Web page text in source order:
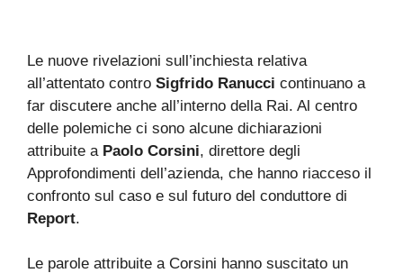
Le nuove rivelazioni sull’inchiesta relativa
all’attentato contro Sigfrido Ranucci continuano a
far discutere anche all’interno della Rai. Al centro
delle polemiche ci sono alcune dichiarazioni
attribuite a Paolo Corsini, direttore degli
Approfondimenti dell’azienda, che hanno riacceso il
confronto sul caso e sul futuro del conduttore di
Report.
Le parole attribuite a Corsini hanno suscitato un